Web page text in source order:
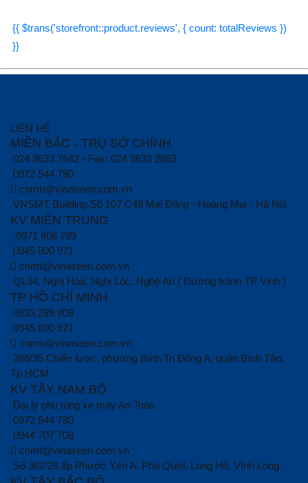
{{ $trans('storefront::product.reviews', { count: totalReviews })
}}
LIÊN HỆ
MIỀN BẮC - TRỤ SỞ CHÍNH
024 3633 7642 - Fax: 024 3633 2863
0972 544 780
cnmb@vinaseen.com.vn
VNSMT Building Số 107 C48 Mai Động - Hoàng Mai - Hà Nội
KV MIỀN TRUNG
:0971 808 789
0945 800 971
cnmt@vinaseen.com.vn
QL34, Nghi Hoa, Nghi Lộc, Nghệ An ( Đường tránh TP Vinh )
TP HỒ CHÍ MINH
0833 289 808
0945 800 971
cnmn@vinaseen.com.vn
286/35 Chiến lược, phường Bình Trị Đông A, quận Bình Tân,
Tp HCM
KV TÂY NAM BỘ
Đại lý phụ tùng xe máy An Toàn
0972 544 780
0944 707 708
cnmt@vinaseen.com.vn
Số 362/28 ấp Phước Yên A, Phú Quới, Long Hồ, Vĩnh Long.